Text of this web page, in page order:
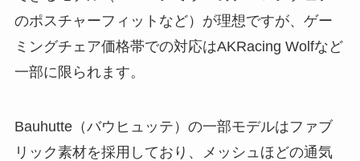
のポスチャーフィットなど）が理想ですが、ゲー
ミングチェア価格帯での対応はAKRacing Wolfなど
一部に限られます。
Bauhutte（バウヒュッテ）の一部モデルはファブ
リック素材を採用しており、メッシュほどの通気